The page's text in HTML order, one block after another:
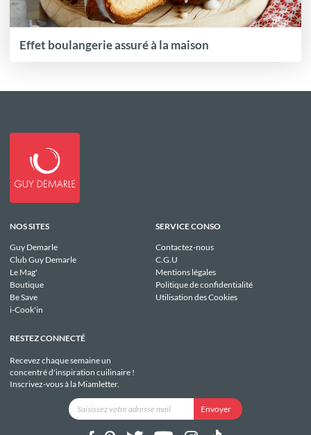
Effet boulangerie assuré à la maison
NOS SITES
Guy Demarle
Club Guy Demarle
Le Mag'
Boutique
Be Save
i-Cook'in
SERVICE CONSO
Contactez-nous
C.G.U
Mentions légales
Politique de confidentialité
Utilisation des Cookies
RESTEZ CONNECTÉ
Recevez chaque semaine un
concentré d'inspiration cuilinaire !
Inscrivez-vous à la Miamletter.